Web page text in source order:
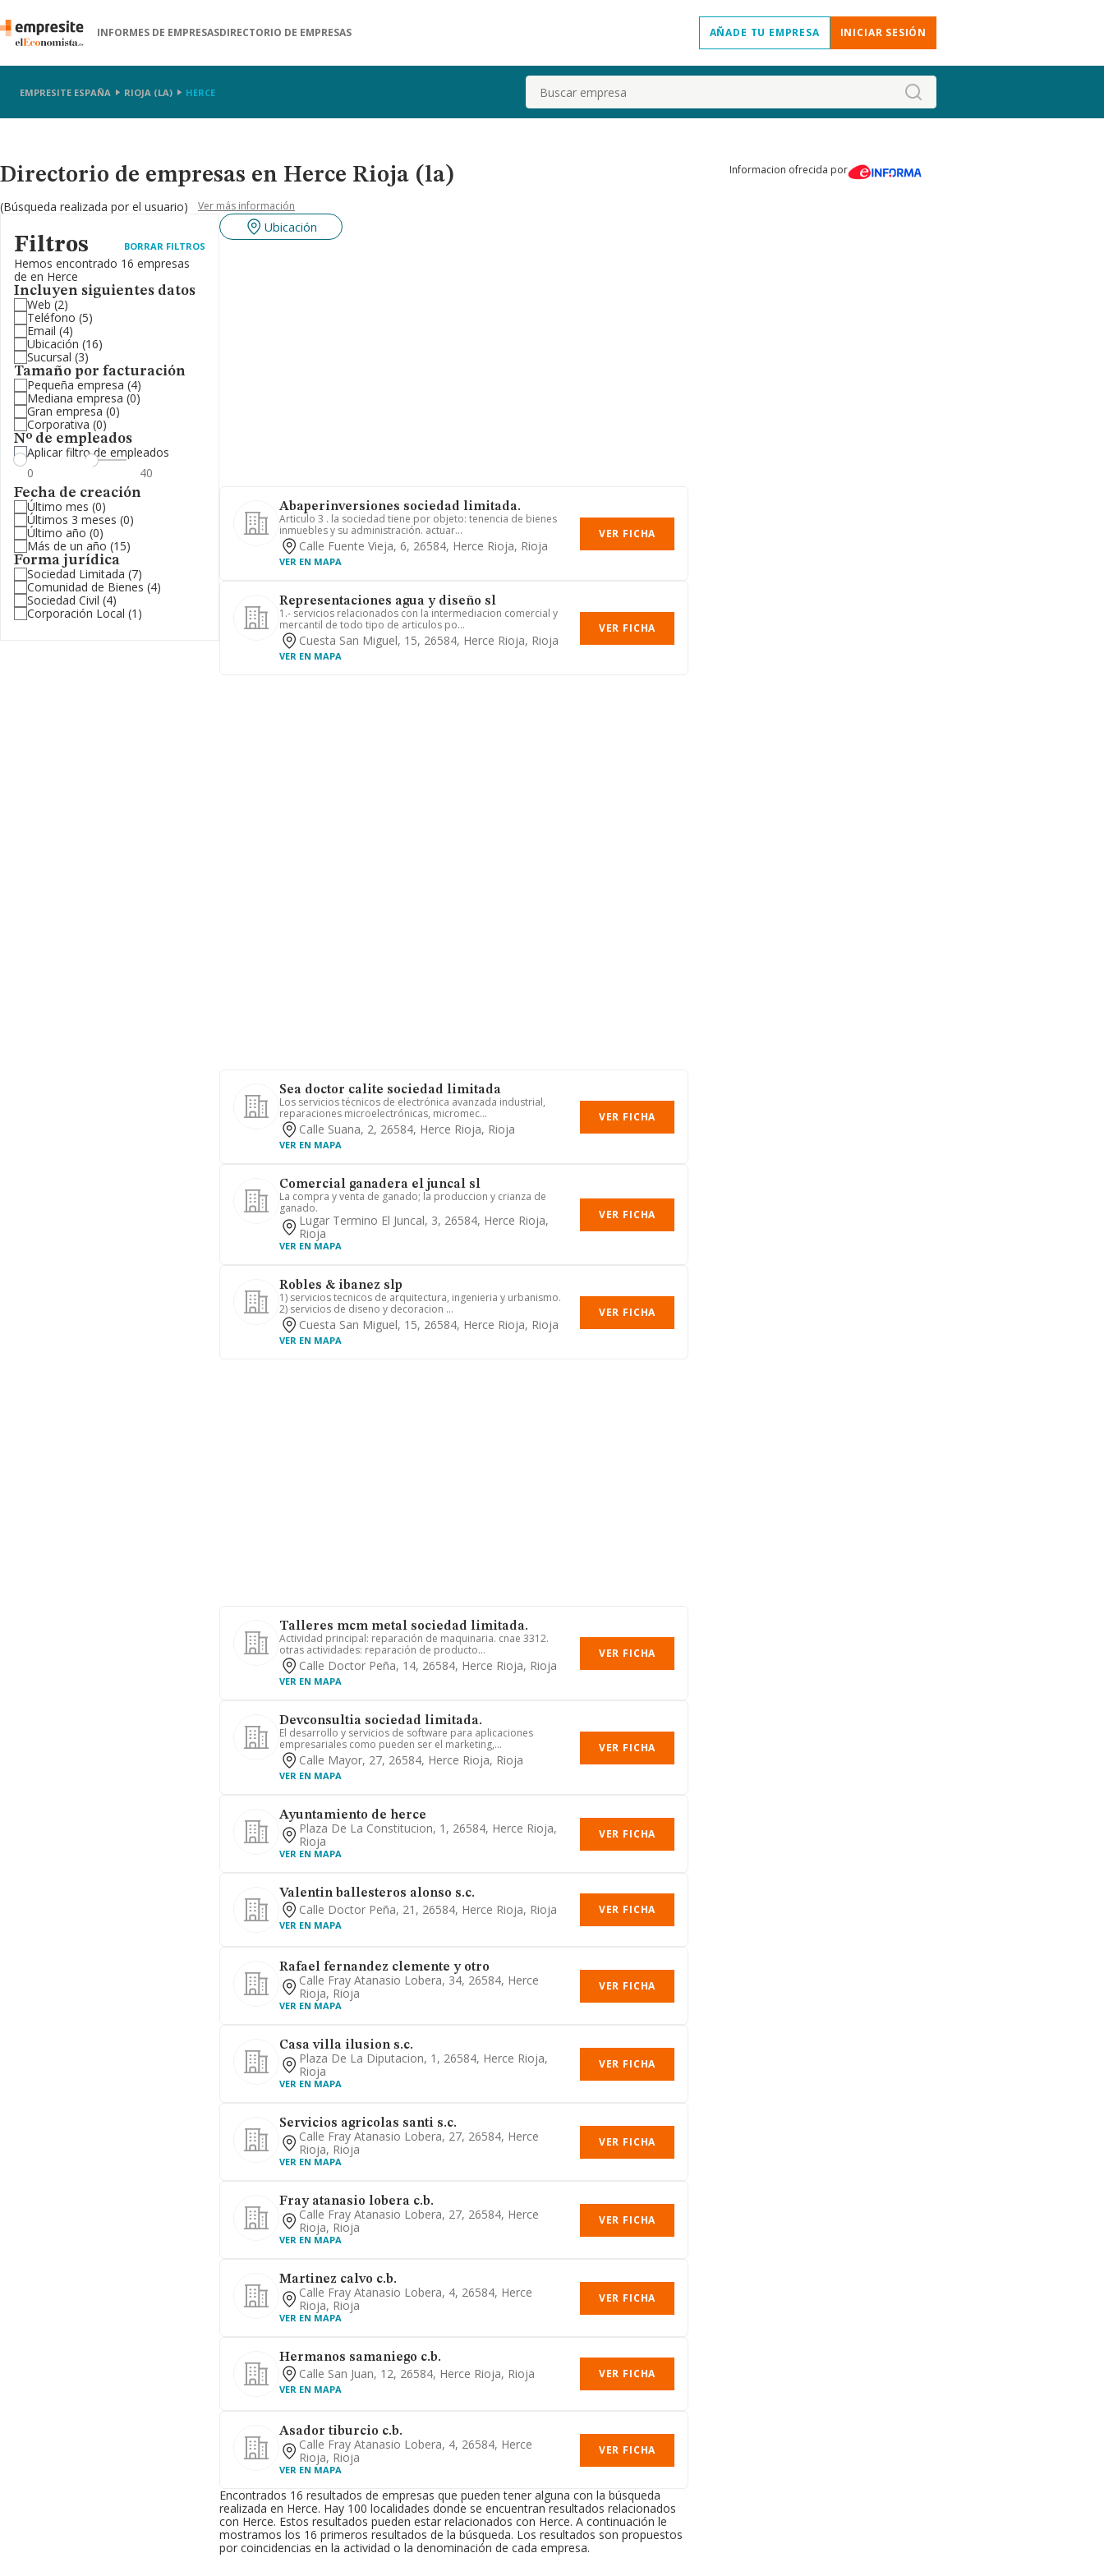
INFORMES DE EMPRESASDIRECTORIO DE EMPRESAS AÑADE TU EMPRESA INICIAR SESIÓN
EMPRESITE ESPAÑA RIOJA (LA) HERCE Buscar
Directorio de empresas en Herce Rioja (la)
(Búsqueda realizada por el usuario) Ver más información
Filtros BORRAR FILTROS
Hemos encontrado 16 empresas
de en Herce
Incluyen siguientes datos
Web (2)
Teléfono (5)
Email (4)
Ubicación (16)
Sucursal (3)
Tamaño por facturación
Pequeña empresa (4)
Mediana empresa (0)
Gran empresa (0)
Corporativa (0)
Nº de empleados
Aplicar filtro de empleados
Fecha de creación
Último mes (0)
Últimos 3 meses (0)
Último año (0)
Más de un año (15)
Forma jurídica
Sociedad Limitada (7)
Comunidad de Bienes (4)
Sociedad Civil (4)
Corporación Local (1)
Ubicación
Abaperinversiones sociedad limitada.
Articulo 3 . la sociedad tiene por objeto: tenencia de bienes
inmuebles y su administración. actuar...
Calle Fuente Vieja, 6, 26584, Herce Rioja, Rioja
VER EN MAPA
VER FICHA
Representaciones agua y diseño sl
1.- servicios relacionados con la intermediacion comercial y
mercantil de todo tipo de articulos po...
Cuesta San Miguel, 15, 26584, Herce Rioja, Rioja
VER EN MAPA
VER FICHA
Sea doctor calite sociedad limitada
Los servicios técnicos de electrónica avanzada industrial,
reparaciones microelectrónicas, micromec...
Calle Suana, 2, 26584, Herce Rioja, Rioja
VER EN MAPA
VER FICHA
Comercial ganadera el juncal sl
La compra y venta de ganado; la produccion y crianza de
ganado.
Lugar Termino El Juncal, 3, 26584, Herce Rioja,
Rioja
VER EN MAPA
VER FICHA
Robles & ibanez slp
1) servicios tecnicos de arquitectura, ingenieria y urbanismo.
2) servicios de diseno y decoracion ...
Cuesta San Miguel, 15, 26584, Herce Rioja, Rioja
VER EN MAPA
VER FICHA
Talleres mcm metal sociedad limitada.
Actividad principal: reparación de maquinaria. cnae 3312.
otras actividades: reparación de producto...
Calle Doctor Peña, 14, 26584, Herce Rioja, Rioja
VER EN MAPA
VER FICHA
Devconsultia sociedad limitada.
El desarrollo y servicios de software para aplicaciones
empresariales como pueden ser el marketing,...
Calle Mayor, 27, 26584, Herce Rioja, Rioja
VER EN MAPA
VER FICHA
Ayuntamiento de herce
Plaza De La Constitucion, 1, 26584, Herce Rioja,
Rioja
VER EN MAPA
VER FICHA
Valentin ballesteros alonso s.c.
Calle Doctor Peña, 21, 26584, Herce Rioja, Rioja
VER EN MAPA
VER FICHA
Rafael fernandez clemente y otro
Calle Fray Atanasio Lobera, 34, 26584, Herce
Rioja, Rioja
VER EN MAPA
VER FICHA
Casa villa ilusion s.c.
Plaza De La Diputacion, 1, 26584, Herce Rioja,
Rioja
VER EN MAPA
VER FICHA
Servicios agricolas santi s.c.
Calle Fray Atanasio Lobera, 27, 26584, Herce
Rioja, Rioja
VER EN MAPA
VER FICHA
Fray atanasio lobera c.b.
Calle Fray Atanasio Lobera, 27, 26584, Herce
Rioja, Rioja
VER EN MAPA
VER FICHA
Martinez calvo c.b.
Calle Fray Atanasio Lobera, 4, 26584, Herce
Rioja, Rioja
VER EN MAPA
VER FICHA
Hermanos samaniego c.b.
Calle San Juan, 12, 26584, Herce Rioja, Rioja
VER EN MAPA
VER FICHA
Asador tiburcio c.b.
Calle Fray Atanasio Lobera, 4, 26584, Herce
Rioja, Rioja
VER EN MAPA
VER FICHA
Encontrados 16 resultados de empresas que pueden tener alguna con la búsqueda
realizada en Herce. Hay 100 localidades donde se encuentran resultados relacionados
con Herce. Estos resultados pueden estar relacionados con Herce. A continuación le
mostramos los 16 primeros resultados de la búsqueda. Los resultados son propuestos
por coincidencias en la actividad o la denominación de cada empresa.
Informacion ofrecida por